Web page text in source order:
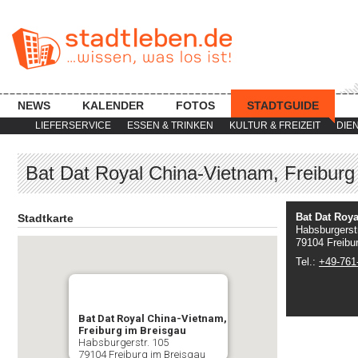
LIEFERSERVICE ESSEN & TRINKEN KULTUR & FREIZEIT
NEWS KALENDER FOTOS STADTGUIDE
Bat Dat Royal China-Vietnam,
Stadtkarte
Bat Dat Royal China-Vietnam,
Freiburg im Breisgau
Habsburgerstr. 105
79104 Freiburg im Breisgau
Bat Dat
79104
Tel.: +49-